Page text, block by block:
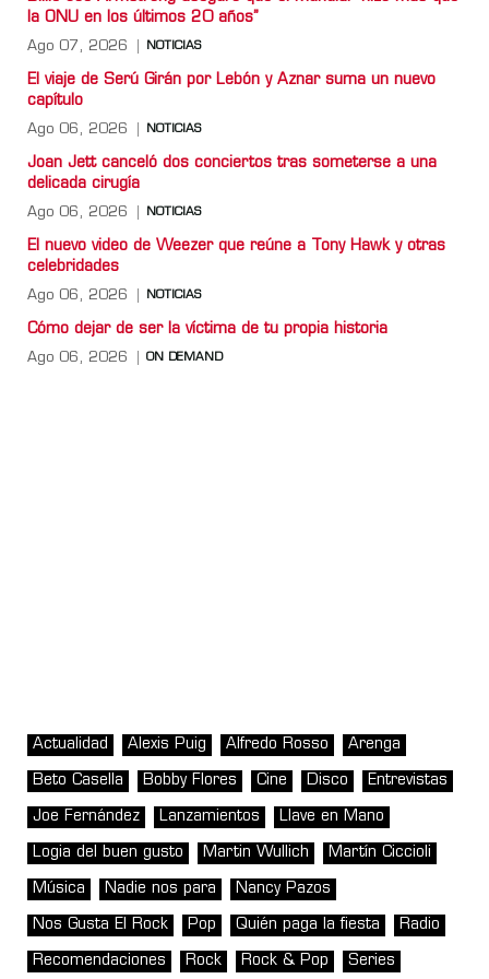
la ONU en los últimos 20 años”
Ago 07, 2026 NOTICIAS
El viaje de Serú Girán por Lebón y Aznar suma un nuevo
capítulo
Ago 06, 2026 NOTICIAS
Joan Jett canceló dos conciertos tras someterse a una
delicada cirugía
Ago 06, 2026 NOTICIAS
El nuevo video de Weezer que reúne a Tony Hawk y otras
celebridades
Ago 06, 2026 NOTICIAS
Cómo dejar de ser la víctima de tu propia historia
Ago 06, 2026 ON DEMAND
Actualidad Alexis Puig Alfredo Rosso Arenga
Beto Casella Bobby Flores Cine Disco Entrevistas
Joe Fernández Lanzamientos Llave en Mano
Logia del buen gusto Martin Wullich Martín Ciccioli
Música Nadie nos para Nancy Pazos
Nos Gusta El Rock Pop Quién paga la fiesta Radio
Recomendaciones Rock Rock & Pop Series